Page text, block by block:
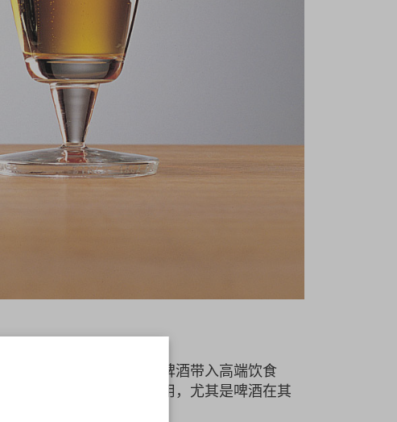
创造一种产品，可以将啤酒带入高端饮食
。它非常稀薄，坚固耐用，尤其是啤酒在其